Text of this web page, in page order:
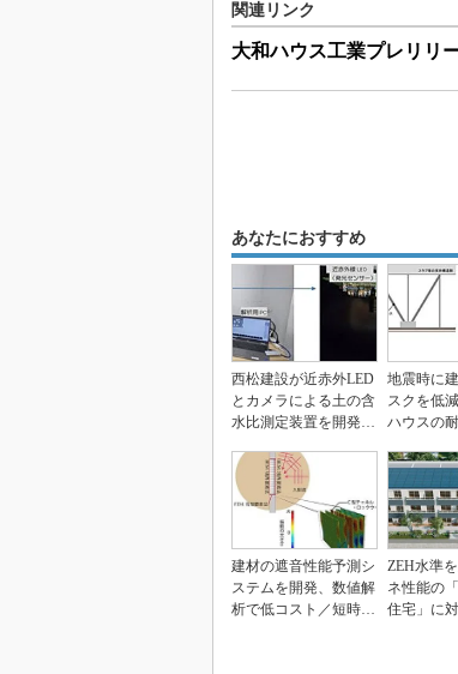
関連リンク
大和ハウス工業プレリリ
あなたにおすすめ
西松建設が近赤外LED
とカメラによる土の含
水比測定装置を開発、
地震時に
スクを低
ハウスの
建材の遮音性能予測シ
ステムを開発、数値解
析で低コスト／短時間
ZEH水準
ネ性能の
住宅」に